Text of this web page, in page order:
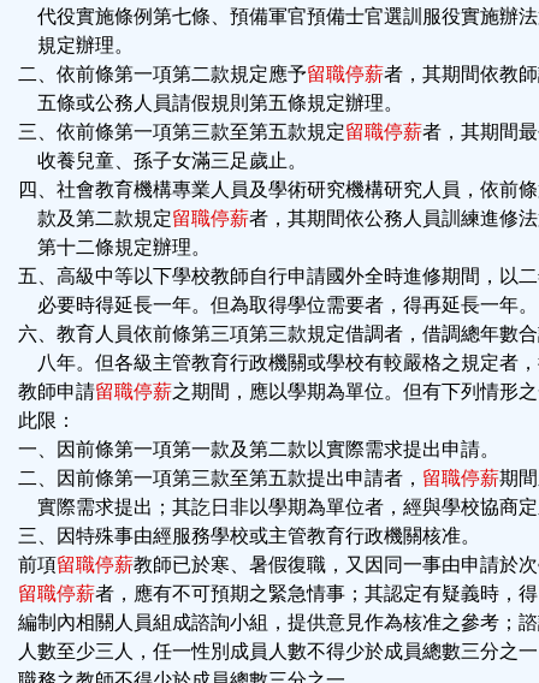
代役實施條例第七條、預備軍官預備士官選訓服役實施辦
規定辦理。
二、依前條第一項第二款規定應予留職停薪者，其期間依教
五條或公務人員請假規則第五條規定辦理。
三、依前條第一項第三款至第五款規定留職停薪者，其期間
收養兒童、孫子女滿三足歲止。
四、社會教育機構專業人員及學術研究機構研究人員，依前
款及第二款規定留職停薪者，其期間依公務人員訓練進修
第十二條規定辦理。
五、高級中等以下學校教師自行申請國外全時進修期間，以
必要時得延長一年。但為取得學位需要者，得再延長一年。
六、教育人員依前條第三項第三款規定借調者，借調總年數
八年。但各級主管教育行政機關或學校有較嚴格之規定者
教師申請留職停薪之期間，應以學期為單位。但有下列情形
此限：
一、因前條第一項第一款及第二款以實際需求提出申請。
二、因前條第一項第三款至第五款提出申請者， 留職停薪期
實際需求提出；其訖日非以學期為單位者，經與學校協商
三、因特殊事由經服務學校或主管教育行政機關核准。
前項留職停薪教師已於寒、暑假復職，又因同一事由申請於
留職停薪者，應有不可預期之緊急情事；其認定有疑義時，
編制內相關人員組成諮詢小組，提供意見作為核准之參考；
人數至少三人，任一性別成員人數不得少於成員總數三分之